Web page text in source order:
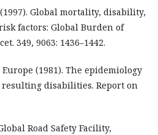
(1997). Global mortality, disability,
factors: Global Burden of
349, 9063: 1436–1442.
(1981). The epidemiology
disabilities. Report on
Road Safety Facility,